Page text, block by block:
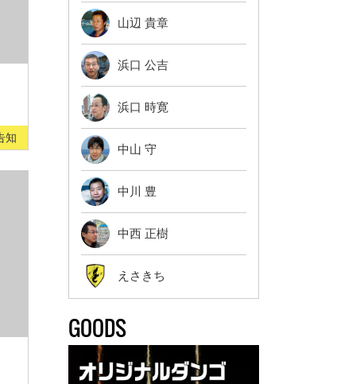
知
山辺 貴章
浜口 公吉
浜口 時寛
中山 守
中川 豊
中西 正樹
えさきち
GOODS